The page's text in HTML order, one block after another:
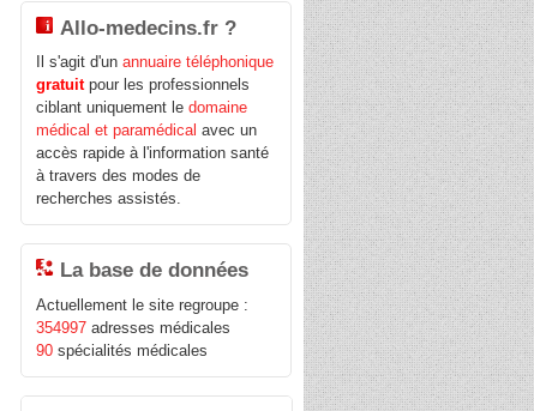
Allo-medecins.fr ?
Il s'agit d'unannuaire téléphonique
gratuitpour les professionnels
ciblant uniquement ledomaine
médical et paramédical avec un
accès rapide à l'information santé
à travers des modes de
recherches assistés.
La base de données
Actuellement le site regroupe :
354997 adresses médicales
90 spécialités médicales